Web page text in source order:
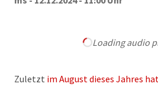
Loading audio
Zuletzt im August dieses Jahres